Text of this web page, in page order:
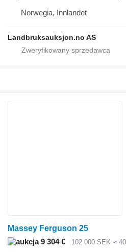
Norwegia, Innlandet
Landbruksauksjon.no AS
Massey Ferguson 25
9 304 €
102 000 SEK ≈